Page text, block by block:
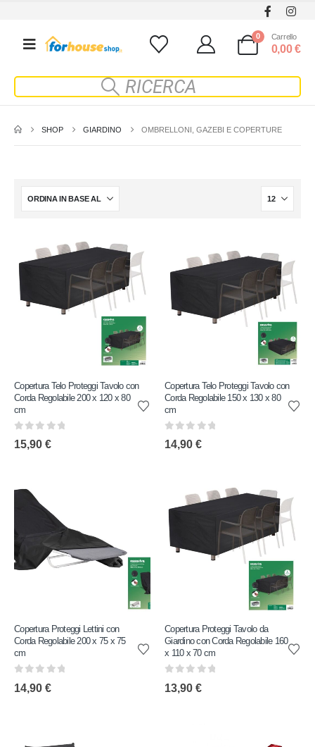
0 Carrello
0,00€
SHOP GIARDINO OMBRELLONI, GAZEBI E COPERTURE
Copertura Telo Proteggi Tavolo con
Corda Regolabile 200 x 120 x 80
cm
0out of 5
15,90 €
Copertura Telo Proteggi Tavolo con
Corda Regolabile 150 x 130 x 80
cm
0 out of 5
14,90 €
Copertura Proteggi Lettini con
Corda Regolabile 200 x 75 x 75
cm
14,90 €
Copertura Proteggi Tavolo da
Giardino con Corda Regolabile 160
x 110 x 70 cm
13,90 €